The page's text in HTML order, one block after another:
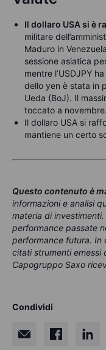
Il dollaro USA si è
militare
Maduro in
sessione asiatica
mentre l’USDJPY
dello yen è stata in
Ueda (BoJ). Il
toccato a novembre.
Il dollaro USA si
mantiene un certo
Questo contenuto è
informazioni e analisi
materia di
performance passate
performance futura. In
citati strumenti emessi
Capogruppo Saxo
Condividi